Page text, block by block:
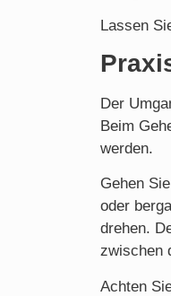
Lassen
Der
Beim
werden.
Gehen
oder
drehen.
zwischen
Achten